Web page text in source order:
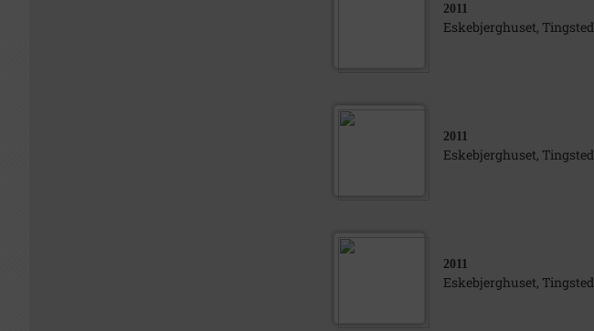
2011
Eskebjerghuset,
2011
Eskebjerghuset,
2011
Eskebjerghuset,